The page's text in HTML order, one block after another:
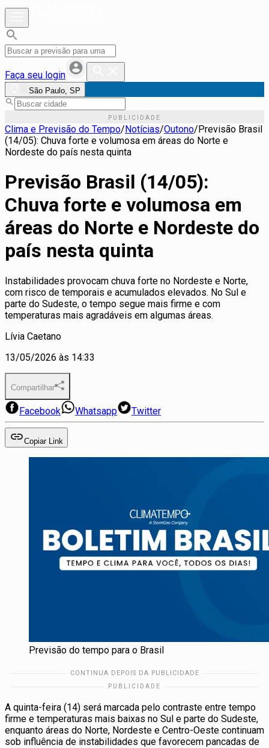
Faça seu login
São Paulo, SP
Clima e Previsão do Tempo/Notícias/Outono/Previsão Brasil
(14/05): Chuva forte e volumosa em áreas do Norte e
Nordeste do país nesta quinta
Previsão Brasil (14/05):
Chuva forte e volumosa em
áreas do Norte e Nordeste do
país nesta quinta
Instabilidades provocam chuva forte no Nordeste e Norte,
com risco de temporais e acumulados elevados. No Sul e
parte do Sudeste, o tempo segue mais firme e com
temperaturas mais agradáveis em algumas áreas.
Lívia Caetano
13/05/2026 às 14:33
Compartilhar
Facebook Whatsapp Twitter
Copiar Link
Previsão do tempo para o Brasil
A quinta-feira (14) será marcada pelo contraste entre tempo
firme e temperaturas mais baixas no Sul e parte do Sudeste,
enquanto áreas do Norte, Nordeste e Centro-Oeste continuam
sob influência de instabilidades que favorecem pancadas de